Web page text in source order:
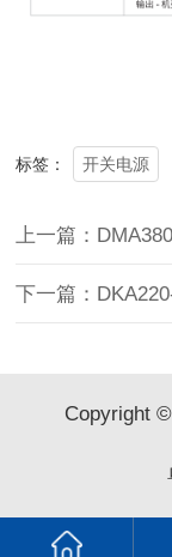
标签： 开关电源
上一篇：
下一篇：
Copyright